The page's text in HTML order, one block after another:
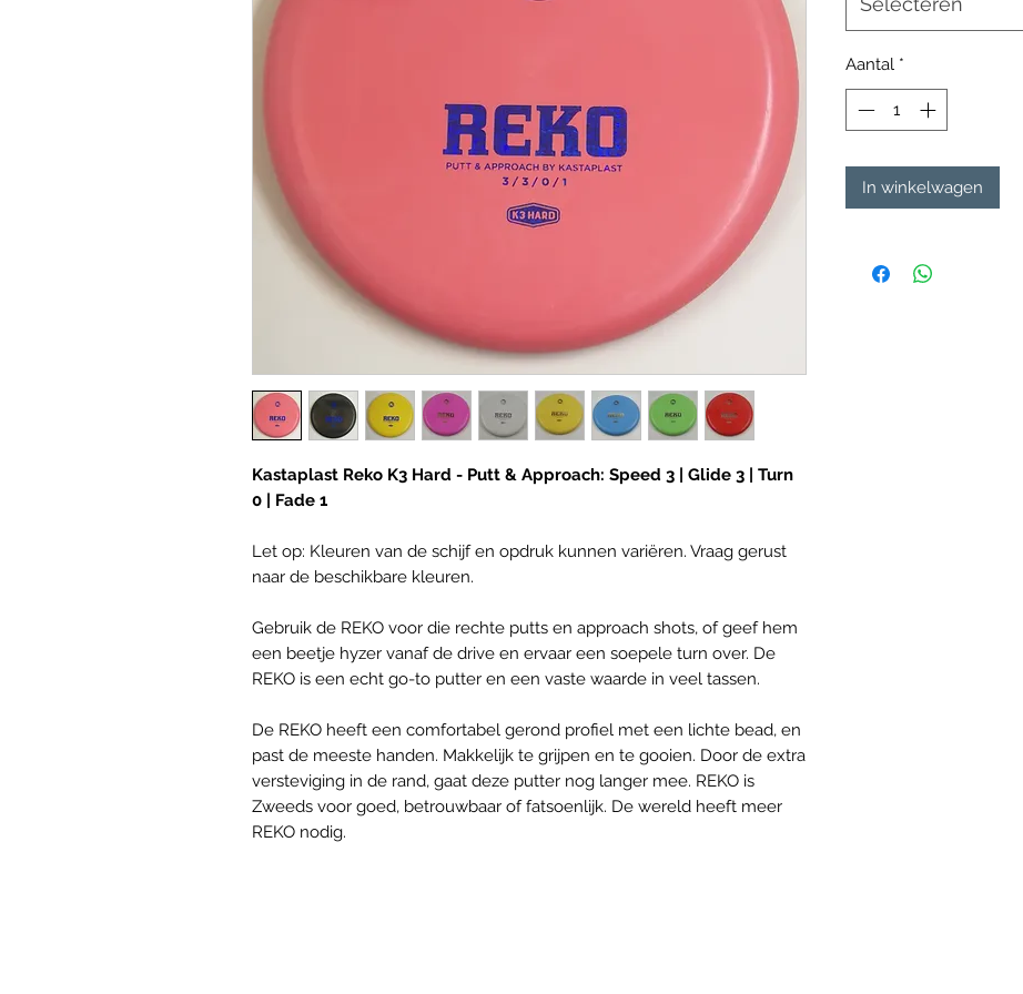
Kastaplast Reko K3 Hard - Putt & Approach: Speed 3 | Glide 3 | Turn
0 | Fade 1
Let op: Kleuren van de schijf en opdruk kunnen variëren. Vraag gerust
naar de beschikbare kleuren.
Gebruik de REKO voor die rechte putts en approach shots, of geef hem
een beetje hyzer vanaf de drive en ervaar een soepele turn over. De
REKO is een echt go-to putter en een vaste waarde in veel tassen.
De REKO heeft een comfortabel gerond profiel met een lichte bead, en
past de meeste handen. Makkelijk te grijpen en te gooien. Door de extra
versteviging in de rand, gaat deze putter nog langer mee. REKO is
Zweeds voor goed, betrouwbaar of fatsoenlijk. De wereld heeft meer
REKO nodig.
Aantal *
In winkelwagen